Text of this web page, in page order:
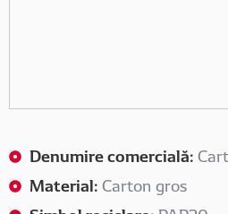
Denumire comercială:
Material:Carton gros